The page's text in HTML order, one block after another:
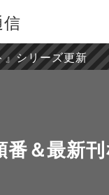
シリーズ更新
＆最新